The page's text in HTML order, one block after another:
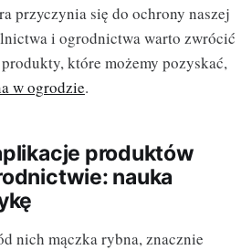
przyczynia się do ochrony naszej
i ogrodnictwa warto zwrócić
które możemy pozyskać,
w ogrodzie.
produktów
nauka
nich mączka rybna, znacznie